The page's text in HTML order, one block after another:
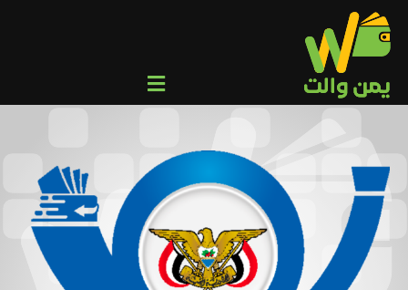
content
Toggle
عميل
وكيل/تاجر
المركز الإعلامي
التحويلات الجماعية